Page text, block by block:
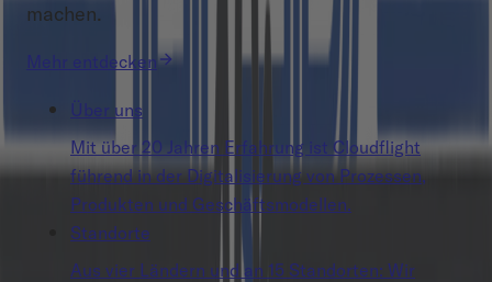
machen.
Mehr entdecken
Über uns
Mit über 20 Jahren Erfahrung ist Cloudflight
führend in der Digitalisierung von Prozessen,
Produkten und Geschäftsmodellen.
Standorte
Aus vier Ländern und an 15 Standorten: Wir